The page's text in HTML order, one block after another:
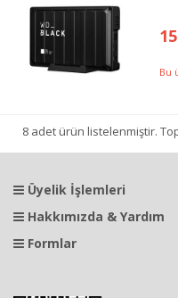
Bu
8 adet ürün listelenmiştir.
Üyelik İşlemleri
Hakkımızda & Yardım
Formlar